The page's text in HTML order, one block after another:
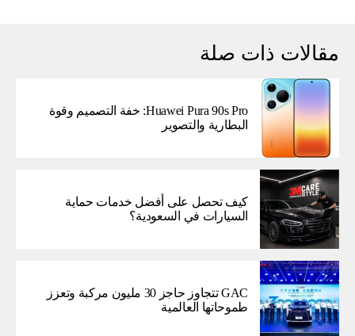
مقالات ذات صلة
Huawei Pura 90s Pro: خفة التصميم وقوة
البطارية والتصوير
كيف تحصل على أفضل خدمات حماية
السيارات في السعودية؟
GAC تتجاوز حاجز 30 مليون مركبة وتعزز
طموحاتها العالمية